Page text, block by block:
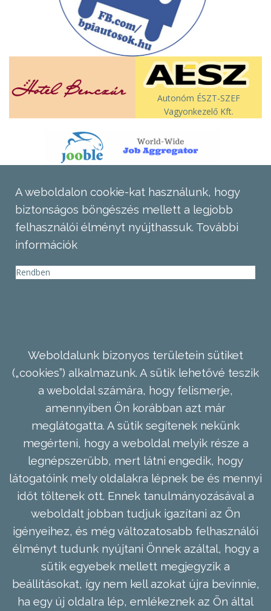
Autonóm ÉSZT-SZEF
Vagyonkezelő Kft.
A weboldalon cookie-kat használunk, hogy
biztonságos böngészés mellett a legjobb
felhasználói élményt nyújthassuk. További
információk
Rendben
Weboldalunk bizonyos területein sütiket
(„cookies”) alkalmazunk. A sütik lehetővé teszik
a weboldal számára, hogy felismerje,
amennyiben Ön korábban azt már
meglátogatta. A sütik segítenek nekünk
megérteni, hogy a weboldal melyik része a
legnépszerűbb, mert látni engedik, hogy
látogatóink mely oldalakra lépnek be és mennyi
időt töltenek ott. Ennek tanulmányozásával a
weboldalt jobban tudjuk igazítani az Ön
igényeihez, és még változatosabb felhasználói
élményt tudunk nyújtani Önnek azáltal, hogy a
sütik egyebek mellett megjegyzik a
beállításokat, így nem kell azokat újra bevinnie,
ha egy új oldalra lép, emlékeznek az Ön által